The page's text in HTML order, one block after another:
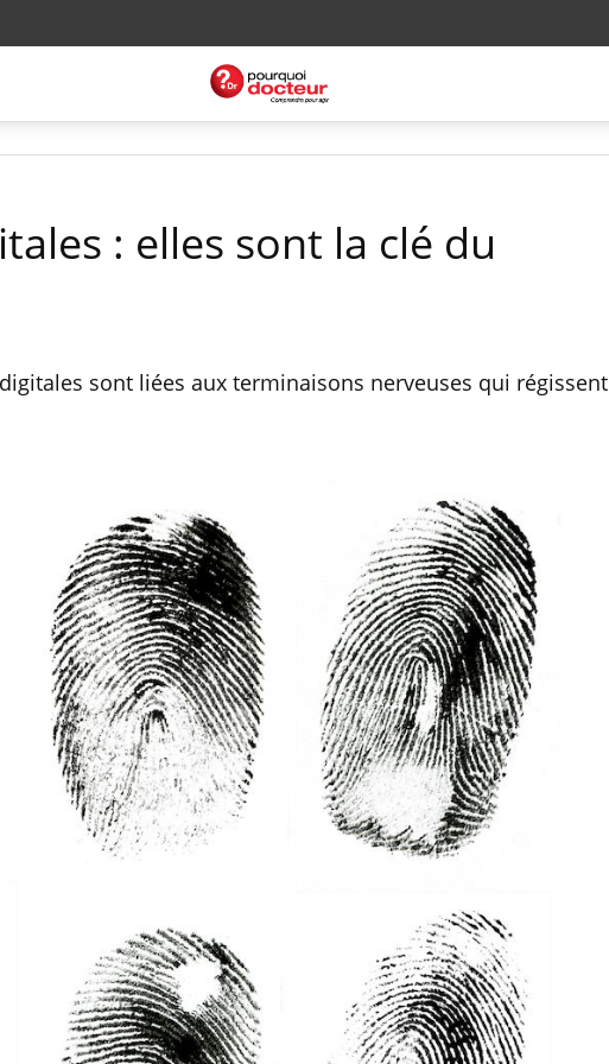
: elles sont la clé du
sont liées aux terminaisons nerveuses qui régissent
La sieste empêche-t-elle
de dormir la nuit ?
VIH : la fin du comprimé
tous les jours se profile-t-
elle enfin ?